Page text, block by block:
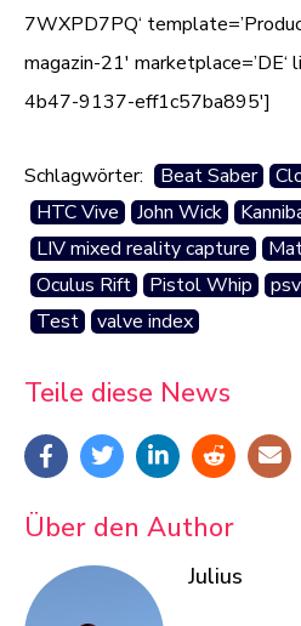
7WXPD7PQ‘
magazin-21′
4b47-9137-eff1c57ba895′]
Schlagwörter: Beat Saber
HTC Vive
John Wick
LIV mixed reality capture
Oculus Rift
Pistol Whip
Test
valve index
Teile diese News
Über den Author
Julius